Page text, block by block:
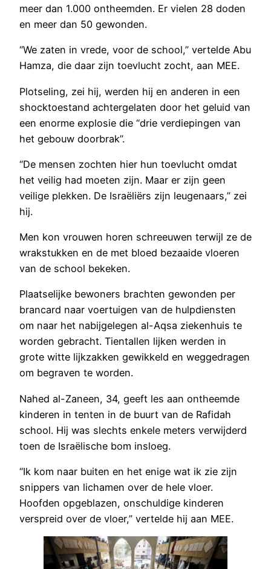
meer dan 1.000 ontheemden. Er vielen 28 doden
en meer dan 50 gewonden.
“We zaten in vrede, voor de school,” vertelde Abu
Hamza, die daar zijn toevlucht zocht, aan MEE.
Plotseling, zei hij, werden hij en anderen in een
shocktoestand achtergelaten door het geluid van
een enorme explosie die “drie verdiepingen van
het gebouw doorbrak”.
“De mensen zochten hier hun toevlucht omdat
het veilig had moeten zijn. Maar er zijn geen
veilige plekken. De Israëliërs zijn leugenaars,” zei
hij.
Men kon vrouwen horen schreeuwen terwijl ze de
wrakstukken en de met bloed bezaaide vloeren
van de school bekeken.
Plaatselijke bewoners brachten gewonden per
brancard naar voertuigen van de hulpdiensten
om naar het nabijgelegen al-Aqsa ziekenhuis te
worden gebracht. Tientallen lijken werden in
grote witte lijkzakken gewikkeld en weggedragen
om begraven te worden.
Nahed al-Zaneen, 34, geeft les aan ontheemde
kinderen in tenten in de buurt van de Rafidah
school. Hij was slechts enkele meters verwijderd
toen de Israëlische bom insloeg.
“Ik kom naar buiten en het enige wat ik zie zijn
snippers van lichamen over de hele vloer.
Hoofden opgeblazen, onschuldige kinderen
verspreid over de vloer,” vertelde hij aan MEE.